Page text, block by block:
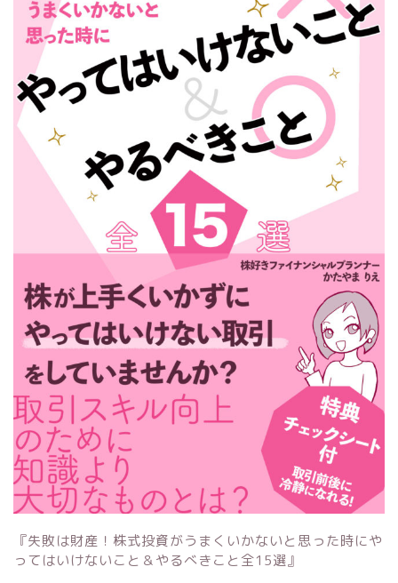
『失敗は財産！株式投資がうまくいかないと思った時にや
ってはいけないこと＆やるべきこと全15選』